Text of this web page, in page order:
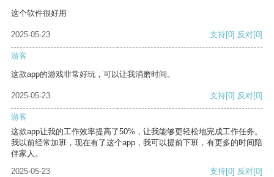
这个软件很好用
2025-05-23 支持[0] 反对[0]
游客
这款app的游戏非常好玩，可以让我消磨时间。
2025-05-23 支持[0] 反对[0]
游客
这款app让我的工作效率提高了50%，让我能够更轻松地完成工作任务。
我以前经常加班，现在有了这个app，我可以提前下班，有更多的时间陪
伴家人。
2025-05-23
支持[0] 反对[0]